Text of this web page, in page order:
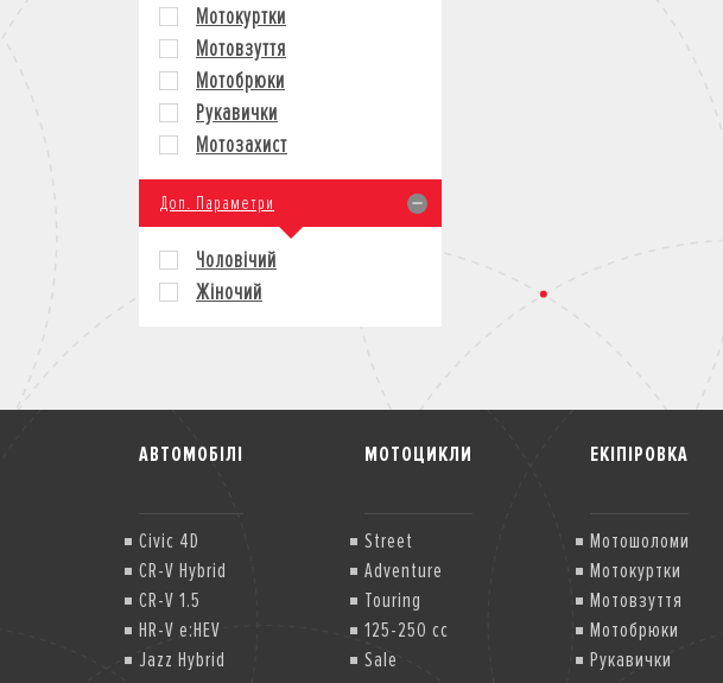
Мотокуртки
Мотовзуття
Мотобрюки
Рукавички
Мотозахист
Доп. Параметри
Чоловічий
Жіночий
АВТОМОБІЛІ
Civic 4D
CR-V Hybrid
CR-V 1.5
HR-V e:HEV
Jazz Hybrid
МОТОЦИКЛИ
Street
Adventure
Touring
125-250 cc
Sale
ЕКІПІРОВКА
Мотошоломи
Мотокуртки
Мотовзуття
Мотобрюки
Рукавички